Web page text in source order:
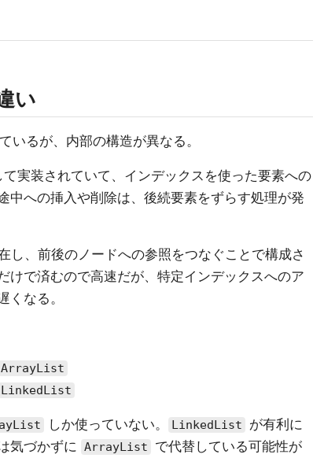
い
いるが、内部の構造が異なる。
実装されていて、インデックスを使った要素への
中への挿入や削除は、後続要素をずらす処理が発
し、前後のノードへの参照をつなぐことで構成さ
けで済むので高速だが、特定インデックスへのア
くなる。
ArrayList
LinkedList
しか使っていない。 LinkedList
が有利に
気づかずに ArrayList
で代替している可能性が